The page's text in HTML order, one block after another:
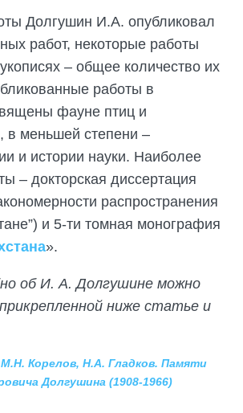
Долгушин И.А. опубликовал
работ, некоторые работы
– общее количество их
работы в
фауне птиц и
в меньшей степени –
и истории науки. Наиболее
– докторская диссертация
распространения
и 5-ти томная монография
».
об И. А. Долгушине можно
ниже статье и
Корелов, Н.А. Гладков. Памяти
Долгушина (1908-1966)